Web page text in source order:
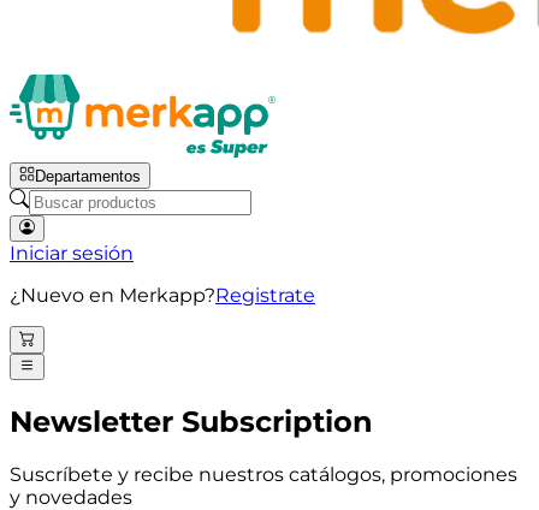
Departamentos
Iniciar sesión
¿Nuevo en Merkapp?Registrate
Newsletter Subscription
Suscríbete y recibe nuestros catálogos, promociones
y novedades